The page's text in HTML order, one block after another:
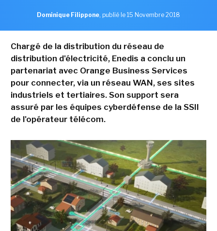
Dominique Filippone, publié le 15 Novembre 2018
Chargé de la distribution du réseau de
distribution d'électricité, Enedis a conclu un
partenariat avec Orange Business Services
pour connecter, via un réseau WAN, ses sites
industriels et tertiaires. Son support sera
assuré par les équipes cyberdéfense de la SSII
de l'opérateur télécom.